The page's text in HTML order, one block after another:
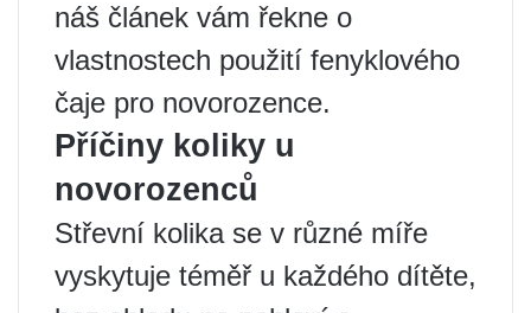
náš článek vám řekne o
vlastnostech použití fenyklového
čaje pro novorozence.
Příčiny koliky u
novorozenců
Střevní kolika se v různé míře
vyskytuje téměř u každého dítěte,